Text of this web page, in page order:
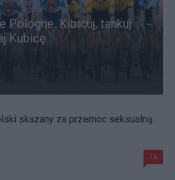
Pologne. Kibicuj, tankuj
Kubicę
skazany za przemoc seksualną.
16